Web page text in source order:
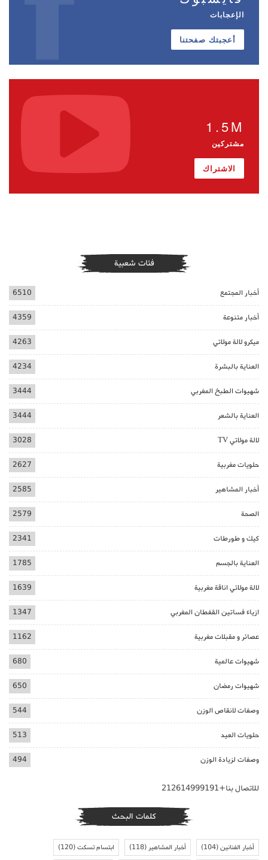
الإعجابات
أعجبتك صفحتنا
1.5M
مشتركين
الاشتراك
فئات شعبية
أخبار المجتمع 6510
أخبار متنوعة 4359
ميكرو لالة مولاتي 4263
العناية بالبشرة 4234
شهيوات الطبخ المغربي 3444
العناية بالشعر 3444
لالة مولاتي TV 3028
حلويات مغربية 2627
أخبار المشاهير 2585
الصحة 2579
كيك و طورطات 2341
العناية بالجسم 1785
لالة مولاتي اناقة مغربية 1639
ازياء فساتين القفطان المغربي 1347
عصائر و مقبلات مغربية 1162
شهيوات عالمية 680
شهيوات رمضان 650
وصفات لانقاص الوزن 544
حلويات العيد 513
وصفات لزيادة الوزن 494
للاتصال بنا+212614999191
كلمات البحث
أخبار الفنانين(104) أخبار المشاهير(118) ابتسام تسكت(120)